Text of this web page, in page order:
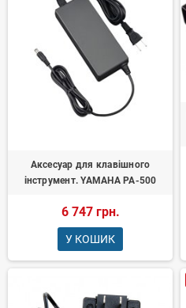
Аксесуар для клавішного
інструмент. YAMAHA PA-500
6 747 грн.
У КОШИК